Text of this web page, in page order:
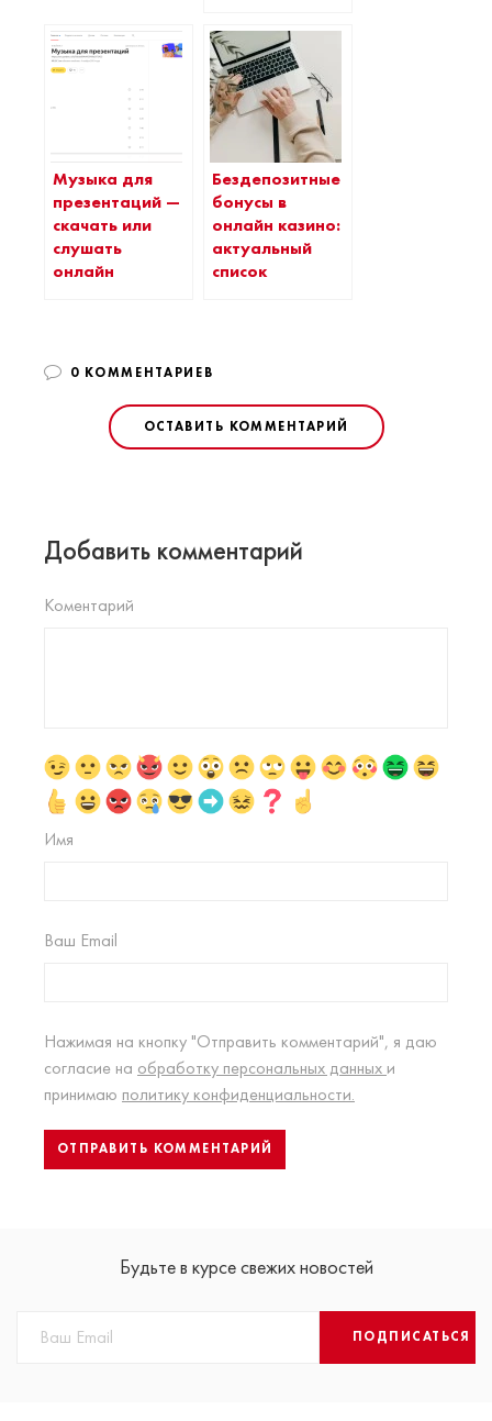
Музыка для
презентаций —
скачать или
слушать
онлайн
Бездепозитные
бонусы в
онлайн казино:
актуальный
список
0 КОММЕНТАРИЕВ
ОСТАВИТЬ КОММЕНТАРИЙ
Добавить комментарий
Коментарий
Имя
Ваш Email
Нажимая на кнопку "Отправить комментарий", я даю
согласие на обработку персональных данных и
принимаю политику конфиденциальности.
Будьте в курсе свежих новостей
ПОДПИСАТЬСЯ